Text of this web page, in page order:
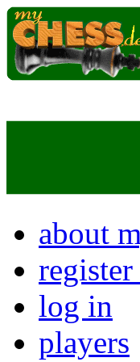
about
log in
players